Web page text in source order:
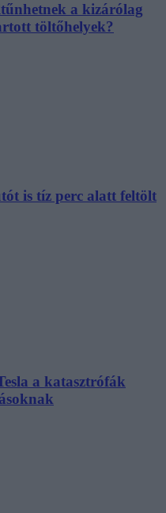
a kizárólag
töltőhelyek?
is tíz perc alatt feltölt
a katasztrófák